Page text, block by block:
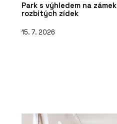
Park s výhledem na
rozbitých zídek
15. 7. 2026